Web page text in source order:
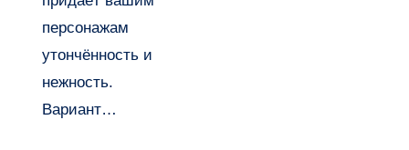
персонажам
утончённость и
нежность.
Вариант…